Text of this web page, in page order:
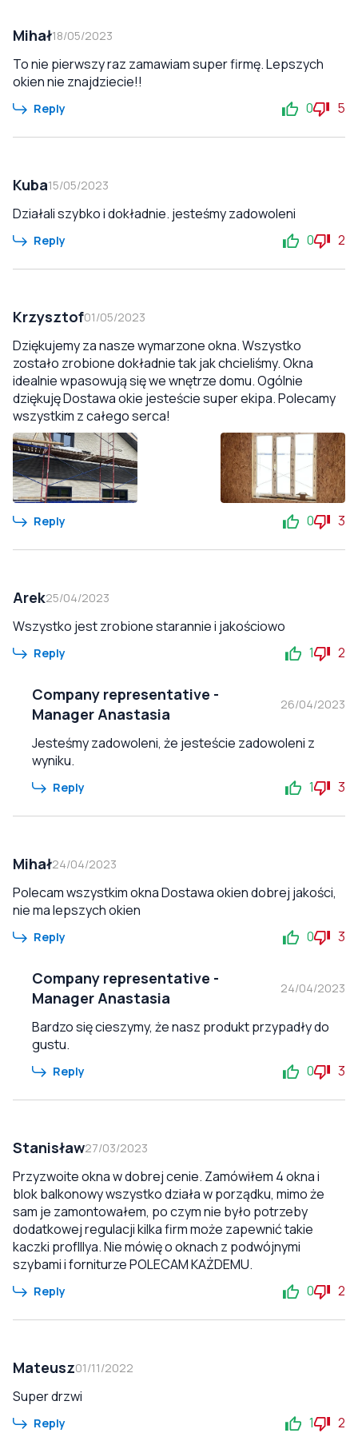
Mihał18/05/2023
To nie pierwszy raz zamawiam super firmę. Lepszych
okien nie znajdziecie!!
Reply 0 5
Kuba15/05/2023
Działali szybko i dokładnie. jesteśmy zadowoleni
Reply 0 2
Krzysztof01/05/2023
Dziękujemy za nasze wymarzone okna. Wszystko
zostało zrobione dokładnie tak jak chcieliśmy. Okna
idealnie wpasowują się we wnętrze domu. Ogólnie
dziękuję Dostawa okie jesteście super ekipa. Polecamy
wszystkim z całego serca!
Reply 0 3
Arek25/04/2023
Wszystko jest zrobione starannie i jakościowo
Reply 1 2
Company representative -
Manager Anastasia
26/04/2023
Jesteśmy zadowoleni, że jesteście zadowoleni z
wyniku.
Reply 1 3
Mihał24/04/2023
Polecam wszystkim okna Dostawa okien dobrej jakości,
nie ma lepszych okien
Reply 0 3
Company representative -
Manager Anastasia
24/04/2023
Bardzo się cieszymy, że nasz produkt przypadły do
gustu.
Reply 0 3
Stanisław27/03/2023
Przyzwoite okna w dobrej cenie. Zamówiłem 4 okna i
blok balkonowy wszystko działa w porządku, mimo że
sam je zamontowałem, po czym nie było potrzeby
dodatkowej regulacji kilka firm może zapewnić takie
kaczki profIllya. Nie mówię o oknach z podwójnymi
szybami i forniturze POLECAM KAŻDEMU.
Reply 0 2
Mateusz01/11/2022
Super drzwi
Reply 1 2